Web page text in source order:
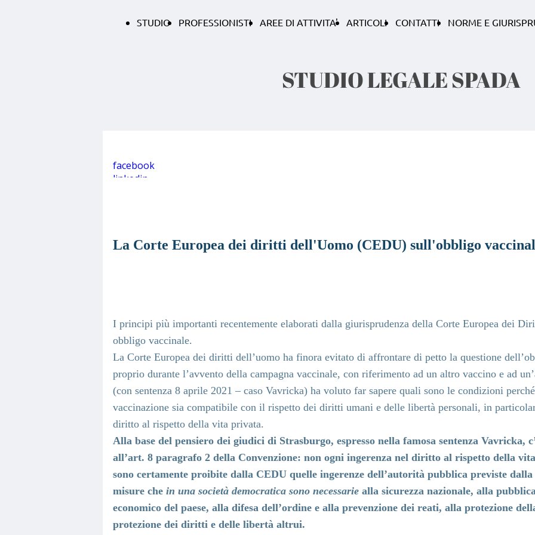
STUDIO PROFESSIONISTI AREE DI ATTIVITA' ARTICOLI CONTATTI NORME E
STUDIO LEGALE SPADA
facebook
linkedin
La Corte Europea dei diritti dell'Uomo (CEDU) sull'obbligo
I principi più importanti recentemente elaborati dalla giurisprudenza della Corte Europea dei
obbligo vaccinale.
La Corte Europea dei diritti dell’uomo ha finora evitato di affrontare di petto la questione
proprio durante l’avvento della campagna vaccinale, con riferimento ad un altro vaccino e ad
(con sentenza 8 aprile 2021 – caso Vavricka) ha voluto far sapere quali sono le condizioni
vaccinazione sia compatibile con il rispetto dei diritti umani e delle libertà personali, in
diritto al rispetto della vita privata.
Alla base del pensiero dei giudici di Strasburgo, espresso nella famosa sentenza Vavricka,
all’art. 8 paragrafo 2 della Convenzione: non ogni ingerenza nel diritto al rispetto della
sono certamente proibite dalla CEDU quelle ingerenze dell’autorità pubblica previste dalla
misure che in una società democratica sono necessarie alla sicurezza nazionale, alla
economico del paese, alla difesa dell’ordine e alla prevenzione dei reati, alla protezione
protezione dei diritti e delle libertà altrui.